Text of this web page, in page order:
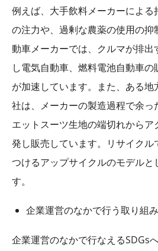
例えば、大手飲料メーカーによ
の注力や、過剰な農薬の使用の抑
動車メーカーでは、クルマが排出
し電気自動車、燃料電池自動車の
が加速しています。また、ある
社は、メーカーの製造過程で余っ
エットスーツ生地の端切れから
発し販売しています。リサイクル
つけるアップサイクルのモデルと
す。
企業運営のなかで行う取り組み
企業運営のなかで行なえるSDGs